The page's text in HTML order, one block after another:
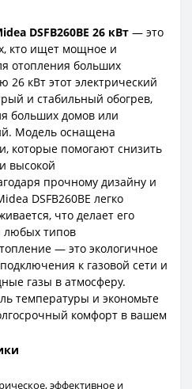
DSFB260BE 26 кВт — это
кто ищет мощное и
отопления больших
кВт этот электрический
и стабильный обогрев,
больших домов или
Модель оснащена
которые помогают снизить
высокой
прочному дизайну и
DSFB260BE легко
что делает его
типов
— это экологичное
к газовой сети и
газы в атмосферу.
температуры и экономьте
комфорт в вашем
эффективное и